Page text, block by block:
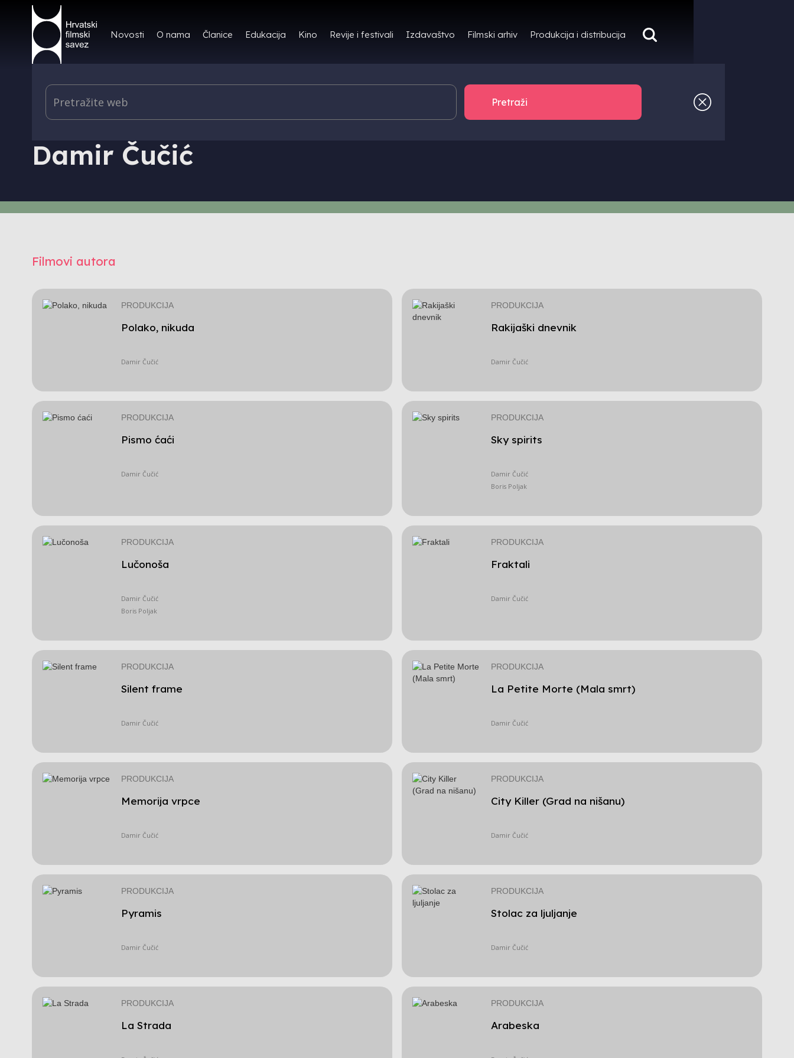
Novosti O nama Članice Edukacija Kino Revije i festivali Izdavaštvo Filmski arhiv Produkcija i distribucija
PRODUKCIJA I DISTRIBUCIJA - AUTORI
Damir Čučić
Filmovi autora
PRODUKCIJA
Polako, nikuda
Damir Čučić
PRODUKCIJA
Rakijaški dnevnik
Damir Čučić
PRODUKCIJA
Pismo ćaći
Damir Čučić
PRODUKCIJA
Sky spirits
Damir Čučić
Boris Poljak
PRODUKCIJA
Lučonoša
Damir Čučić
Boris Poljak
PRODUKCIJA
Fraktali
Damir Čučić
PRODUKCIJA
Silent frame
Damir Čučić
PRODUKCIJA
La Petite Morte (Mala smrt)
Damir Čučić
PRODUKCIJA
Memorija vrpce
Damir Čučić
PRODUKCIJA
City Killer (Grad na nišanu)
Damir Čučić
PRODUKCIJA
Pyramis
Damir Čučić
PRODUKCIJA
Stolac za ljuljanje
Damir Čučić
PRODUKCIJA
La Strada
PRODUKCIJA
Arabeska